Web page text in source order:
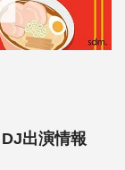
出演情報